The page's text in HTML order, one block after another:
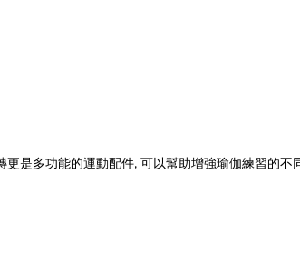
是多功能的運動配件, 可以幫助增強瑜伽練習的不